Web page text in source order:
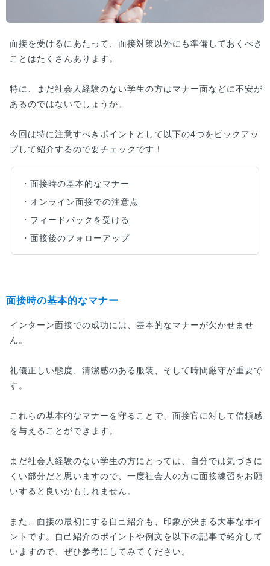
面接を受けるにあたって、面接対策以外にも準備しておくべき
ことはたくさんあります。
特に、まだ社会人経験のない学生の方はマナー面などに不安が
あるのではないでしょうか。
今回は特に注意すべきポイントとして以下の4つをピックアッ
プして紹介するので要チェックです！
・面接時の基本的なマナー
・オンライン面接での注意点
・フィードバックを受ける
・面接後のフォローアップ
面接時の基本的なマナー
インターン面接での成功には、基本的なマナーが欠かせませ
ん。
礼儀正しい態度、清潔感のある服装、そして時間厳守が重要で
す。
これらの基本的なマナーを守ることで、面接官に対して信頼感
を与えることができます。
まだ社会人経験のない学生の方にとっては、自分では気づきに
くい部分だと思いますので、一度社会人の方に面接練習をお願
いすると良いかもしれません。
また、面接の最初にする自己紹介も、印象が決まる大事なポイ
ントです。自己紹介のポイントや例文を以下の記事で紹介して
いますので、ぜひ参考にしてみてください。